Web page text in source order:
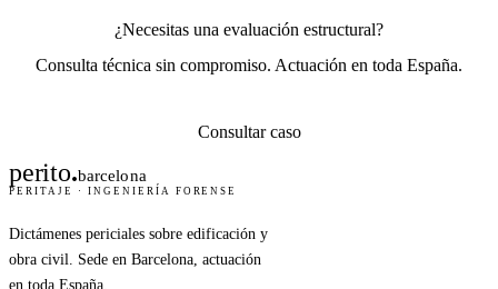
¿Necesitas una evaluación estructural?
Consulta técnica sin compromiso. Actuación en toda España.
Consultar caso
perito.barcelona
PERITAJE · INGENIERÍA FORENSE
Dictámenes periciales sobre edificación y
obra civil. Sede en Barcelona, actuación
en toda España.